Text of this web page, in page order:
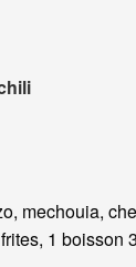
mechouia,
1 boisson